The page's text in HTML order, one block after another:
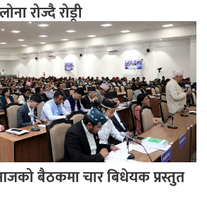
रोज्दै रोड्री
बैठकमा चार बिधेयक प्रस्तुत